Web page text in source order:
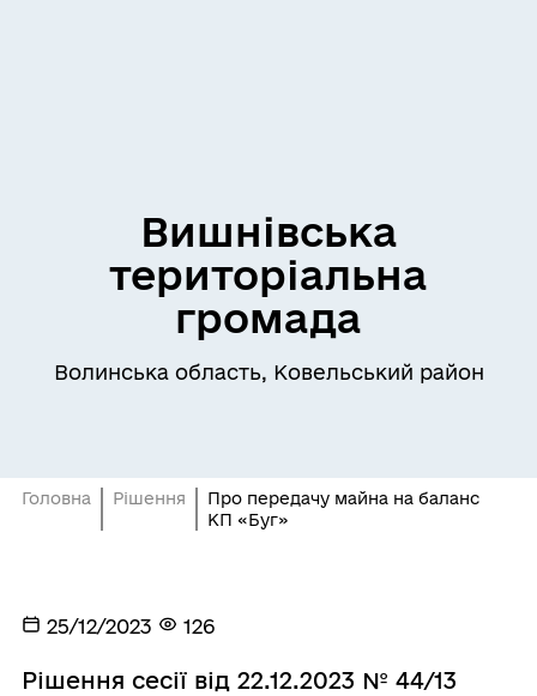
Вишнівська
територіальна
громада
Волинська область, Ковельський район
Головна Рішення
Про передачу майна на баланс
КП «Буг»
25/12/2023 126
Рішення сесії від 22.12.2023 № 44/13